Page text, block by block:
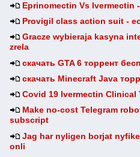
Eprinomectin Vs Ivermectin
Provigil class action suit -
Gracze wybieraja kasyna
zrela
скачать GTA 6 торрент
скачать Minecraft Java
Covid 19 Ivermectin Clinical
Make no-cost Telegram
subscript
Jag har nyligen borjat
onli